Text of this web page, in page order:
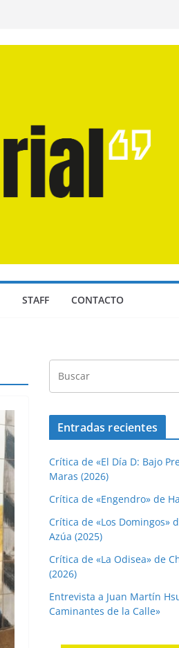
STAFF CONTACTO
Entradas recientes
Crítica de «El Día D: Bajo
Maras (2026)
Crítica de «Engendro» de
Crítica de «Los Domingos»
Azúa (2025)
Crítica de «La Odisea» de
(2026)
Entrevista a Juan Martín
Caminantes de la Calle»